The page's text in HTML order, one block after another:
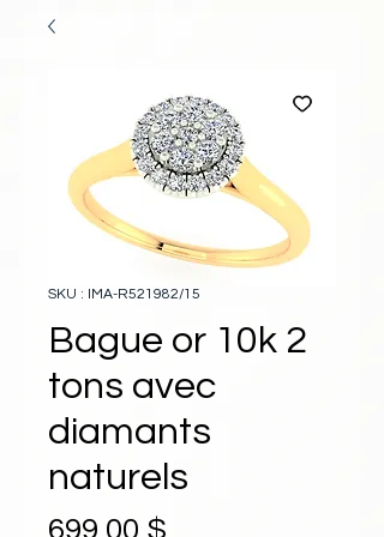
SKU : IMA-R521982/15
Bague or 10k 2
tons avec
diamants
naturels
699,00 $